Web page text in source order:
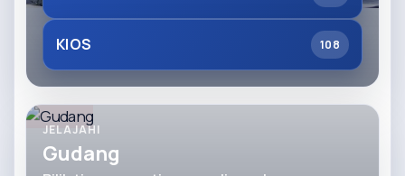
KIOS 108
JELAJAHI
Gudang